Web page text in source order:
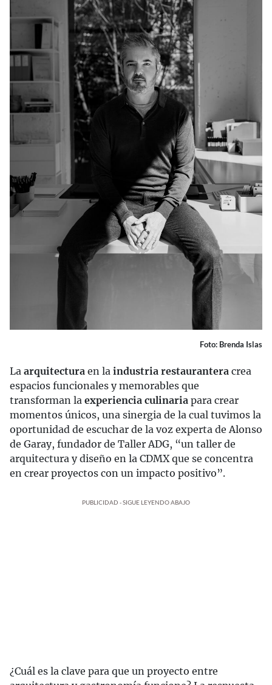
Foto: Brenda Islas
La arquitectura en la industria restaurantera crea
espacios funcionales y memorables que
transforman la experiencia culinaria para crear
momentos únicos, una sinergia de la cual tuvimos la
oportunidad de escuchar de la voz experta de Alonso
de Garay, fundador de Taller ADG, “un taller de
arquitectura y diseño en la CDMX que se concentra
en crear proyectos con un impacto positivo”.
PUBLICIDAD - SIGUE LEYENDO ABAJO
¿Cuál es la clave para que un proyecto entre